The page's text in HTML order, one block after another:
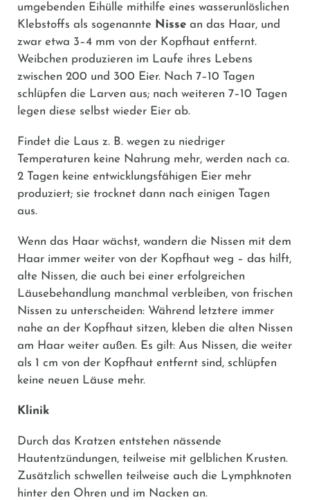
umgebenden Eihülle mithilfe eines wasserunlöslichen
Klebstoffs als sogenannte Nisse an das Haar, und
zwar etwa 3–4 mm von der Kopfhaut entfernt.
Weibchen produzieren im Laufe ihres Lebens
zwischen 200 und 300 Eier. Nach 7–10 Tagen
schlüpfen die Larven aus; nach weiteren 7–10 Tagen
legen diese selbst wieder Eier ab.
Findet die Laus z. B. wegen zu niedriger
Temperaturen keine Nahrung mehr, werden nach ca.
2 Tagen keine entwicklungsfähigen Eier mehr
produziert; sie trocknet dann nach einigen Tagen
aus.
Wenn das Haar wächst, wandern die Nissen mit dem
Haar immer weiter von der Kopfhaut weg – das hilft,
alte Nissen, die auch bei einer erfolgreichen
Läusebehandlung manchmal verbleiben, von frischen
Nissen zu unterscheiden: Während letztere immer
nahe an der Kopfhaut sitzen, kleben die alten Nissen
am Haar weiter außen. Es gilt: Aus Nissen, die weiter
als 1 cm von der Kopfhaut entfernt sind, schlüpfen
keine neuen Läuse mehr.
Klinik
Durch das Kratzen entstehen nässende
Hautentzündungen, teilweise mit gelblichen Krusten.
Zusätzlich schwellen teilweise auch die Lymphknoten
hinter den Ohren und im Nacken an.